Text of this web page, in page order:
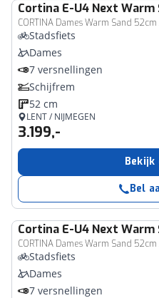
Cortina E-U4 Next Warm
CORTINA Dames Warm Sand
Stadsfiets
Dames
7 versnellingen
Schijfrem
52 cm
LENT / NIJMEGEN
3.199,-
Bel
Cortina E-U4 Next Warm
CORTINA Dames Warm Sand
Stadsfiets
Dames
7 versnellingen